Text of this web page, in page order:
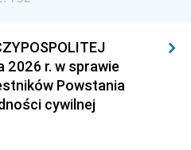
2026 r. w sprawie
Powstania
cywilnej